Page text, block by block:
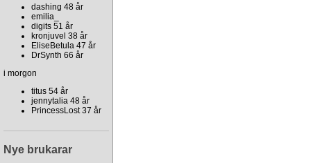
dashing 48 år
emilia_
digits 51 år
kronjuvel 38 år
EliseBetula 47 år
DrSynth 66 år
i morgon
titus 54 år
jennytalia 48 år
PrincessLost 37 år
Nye brukarar